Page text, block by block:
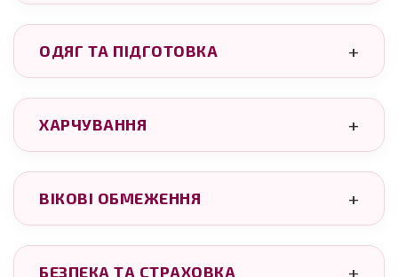
ОДЯГ ТА ПІДГОТОВКА
ХАРЧУВАННЯ
ВІКОВІ ОБМЕЖЕННЯ
БЕЗПЕКА ТА СТРАХОВКА